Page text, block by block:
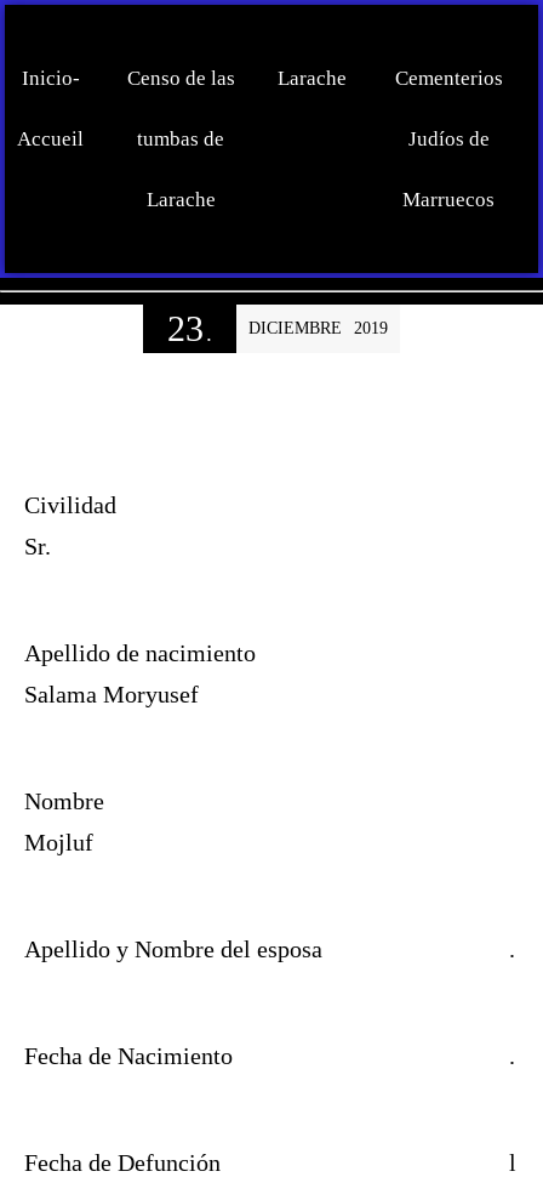
Inicio-
Accueil
Censo de las
tumbas de
Larache
Larache Cementerios
Judíos de
Marruecos
23. DICIEMBRE 2019
Civilidad
Sr.
Apellido de nacimiento
Salama Moryusef
Nombre
Mojluf
Apellido y Nombre del esposa .
Fecha de Nacimiento .
Fecha de Defunción
l